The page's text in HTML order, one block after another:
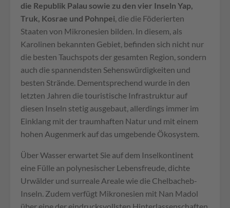
die Republik Palau sowie zu den vier Inseln Yap,
Truk, Kosrae und Pohnpei, die die Föderierten
Staaten von Mikronesien bilden. In diesem, als
Karolinen bekannten Gebiet, befinden sich nicht nur
die besten Tauchspots der gesamten Region, sondern
auch die spannendsten Sehenswürdigkeiten und
besten Strände. Dementsprechend wurde in den
letzten Jahren die touristische Infrastruktur auf
diesen Inseln stetig ausgebaut, allerdings immer im
Einklang mit der traumhaften Natur und mit einem
hohen Augenmerk auf das umgebende Ökosystem.
Über Wasser erwartet Sie auf dem Inselkontinent
eine Fülle an polynesischer Lebensfreude, dichte
Urwälder und surreale Areale wie die Chelbacheb-
Inseln. Zudem verfügt Mikronesien mit Nan Madol